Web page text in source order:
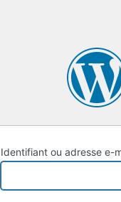
Identifiant ou adresse e-